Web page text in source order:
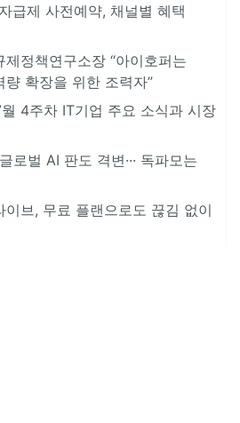
급제 사전예약, 채널별 혜택
정책연구소장 “아이호퍼는
확장을 위한 조력자”
4주차 IT기업 주요 소식과 시장
로벌 AI 판도 격변··· 독파모는
브, 무료 플랜으로도 끊김 없이